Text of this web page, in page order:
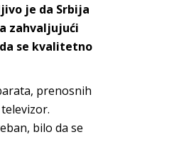
je da Srbija
zahvaljujući
se kvalitetno
prenosnih
bilo da se